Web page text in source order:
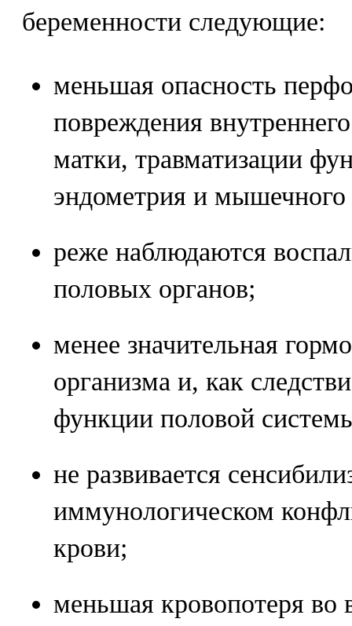
беременности следующие:
меньшая опасность
повреждения
матки, травматизации
эндометрия и мышечного
реже наблюдаются
половых органов;
менее значительная
организма и, как
функции половой
не развивается
иммунологическом
крови;
меньшая кровопотеря во